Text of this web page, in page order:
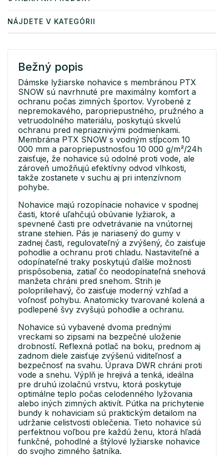
NÁJDETE V KATEGÓRII
Bežný popis
Dámske lyžiarske nohavice s membránou PTX
SNOW sú navrhnuté pre maximálny komfort a
ochranu počas zimných športov. Vyrobené z
nepremokavého, paropriepustného, pružného a
vetruodolného materiálu, poskytujú skvelú
ochranu pred nepriaznivými podmienkami.
Membrána PTX SNOW s vodným stĺpcom 10
000 mm a paropriepustnosťou 10 000 g/m²/24h
zaisťuje, že nohavice sú odolné proti vode, ale
zároveň umožňujú efektívny odvod vlhkosti,
takže zostanete v suchu aj pri intenzívnom
pohybe.
Nohavice majú rozopínacie nohavice v spodnej
časti, ktoré uľahčujú obúvanie lyžiarok, a
spevnené časti pre odvetrávanie na vnútornej
strane stehien. Pás je nariasený do gumy v
zadnej časti, regulovateľný a zvýšený, čo zaisťuje
pohodlie a ochranu proti chladu. Nastaviteľné a
odopínateľné traky poskytujú ďalšie možnosti
prispôsobenia, zatiaľ čo neodopínateľná snehová
manžeta chráni pred snehom. Strih je
polopriliehavý, čo zaisťuje moderný vzhľad a
voľnosť pohybu. Anatomicky tvarované kolená a
podlepené švy zvyšujú pohodlie a ochranu.
Nohavice sú vybavené dvoma prednými
vreckami so zipsami na bezpečné uloženie
drobností. Reflexná potlač na boku, prednom aj
zadnom diele zaisťuje zvýšenú viditeľnosť a
bezpečnosť na svahu. Úprava DWR chráni proti
vode a snehu. Výplň je hrejivá a tenká, ideálna
pre druhú izolačnú vrstvu, ktorá poskytuje
optimálne teplo počas celodenného lyžovania
alebo iných zimných aktivít. Pútka na prichytenie
bundy k nohaviciam sú praktickým detailom na
udržanie celistvosti oblečenia. Tieto nohavice sú
perfektnou voľbou pre každú ženu, ktorá hľadá
funkčné, pohodlné a štýlové lyžiarske nohavice
do svojho zimného šatníka.